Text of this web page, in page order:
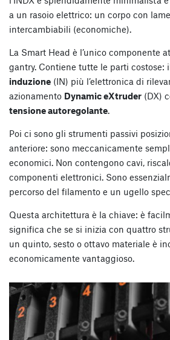
a un rasoio elettrico: un corpo con
intercambiabili (economiche).
La Smart Head è l’unico componente
gantry. Contiene tutte le parti costose:
induzione (IN) più l’elettronica di
azionamento Dynamic eXtruder (DX)
tensione autoregolante.
Poi ci sono gli strumenti passivi
anteriore: sono meccanicamente
economici. Non contengono cavi,
componenti elettronici. Sono
percorso del filamento e un ugello
Questa architettura è la chiave: è
significa che se si inizia con quattro
un quinto, sesto o ottavo materiale è
economicamente vantaggioso.